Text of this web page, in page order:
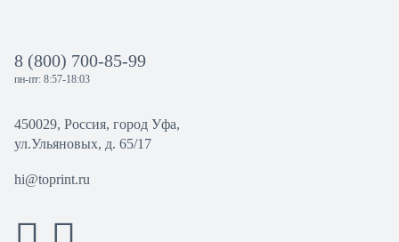
8 (800) 700-85-99
пн-пт: 8:57-18:03
450029, Россия, город Уфа,
ул.Ульяновых, д. 65/17
hi@toprint.ru